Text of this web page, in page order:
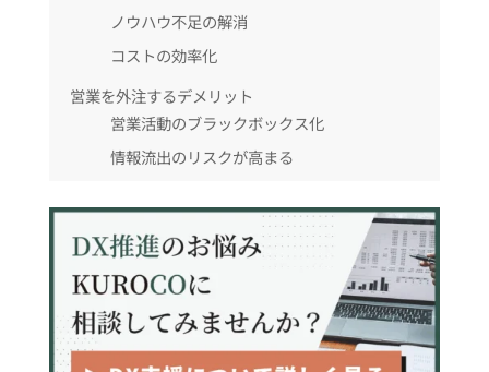
ノウハウ不足の解消
コストの効率化
営業を外注するデメリット
営業活動のブラックボックス化
情報流出のリスクが高まる
専門性が高いため、費用は高い場合が多い
営業外注会社の選定ポイント
実績を確認する
業務範囲を明確にする
費用対効果を確認する